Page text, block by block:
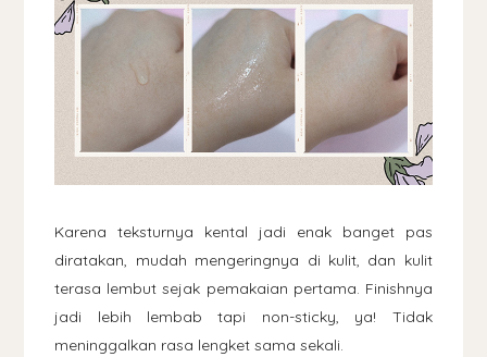
Karena teksturnya kental jadi enak banget pas
diratakan, mudah mengeringnya di kulit, dan kulit
terasa lembut sejak pemakaian pertama. Finishnya
jadi lebih lembab tapi non-sticky, ya! Tidak
meninggalkan rasa lengket sama sekali.